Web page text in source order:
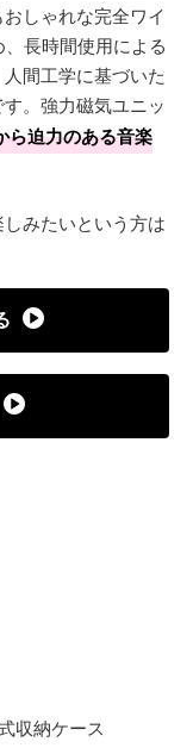
しゃれな完全ワイ
長時間使用による
間工学に基づいた
。強力磁気ユニッ
ら迫力のある音楽
みたいという方は
収納ケース